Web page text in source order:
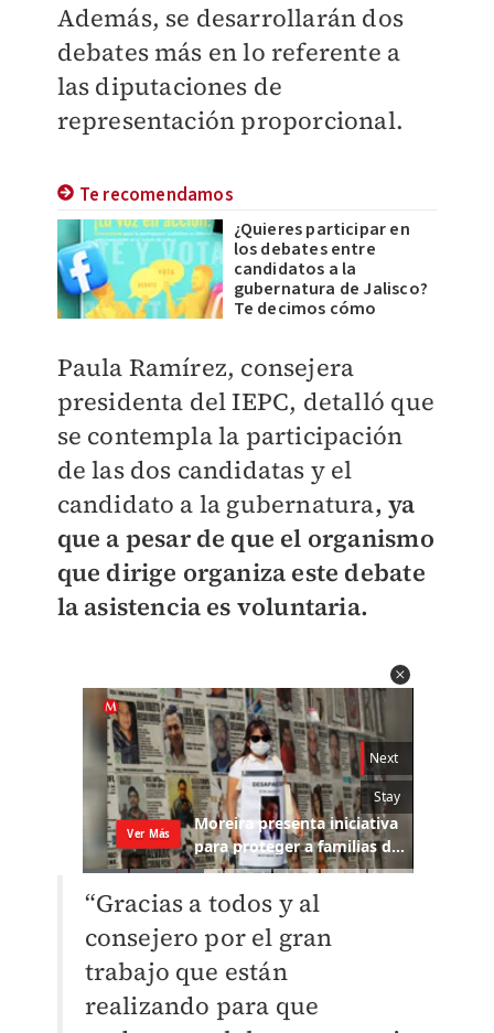
Además, se desarrollarán dos
debates más en lo referente a
las diputaciones de
representación proporcional.
Te recomendamos
¿Quieres participar en
los debates entre
candidatos a la
gubernatura de Jalisco?
Te decimos cómo
Paula Ramírez, consejera
presidenta del IEPC, detalló que
se contempla la participación
de las dos candidatas y el
candidato a la gubernatura, ya
que a pesar de que el organismo
que dirige organiza este debate
la asistencia es voluntaria.
“Gracias a todos y al
consejero por el gran
trabajo que están
realizando para que